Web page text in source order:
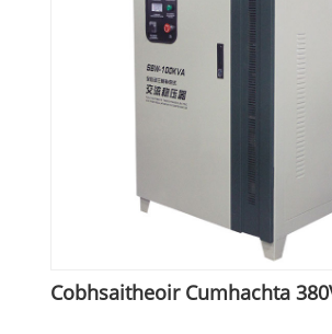
Cobhsaitheoir Cumhachta